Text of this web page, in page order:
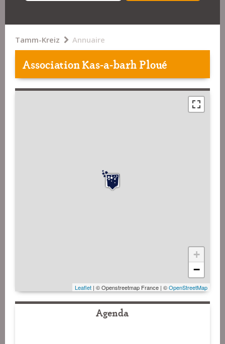
Tamm-Kreiz Annuaire
Association Kas-a-barh Ploué
+
−
Leaflet | © Openstreetmap France | ©OpenStreetMap
Agenda